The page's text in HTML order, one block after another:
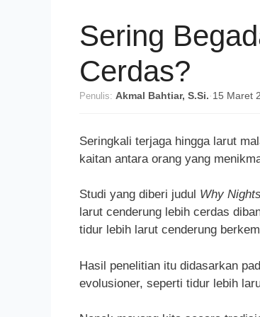
Sering
Cerdas?
Penulis: Akmal Bahtiar, S.Si. · 15 Maret
Seringkali terjaga hingga larut
kaitan antara orang yang
Studi yang diberi judul Why
larut cenderung lebih cerdas
tidur lebih larut cenderung
Hasil penelitian itu didasarkan
evolusioner, seperti tidur lebih